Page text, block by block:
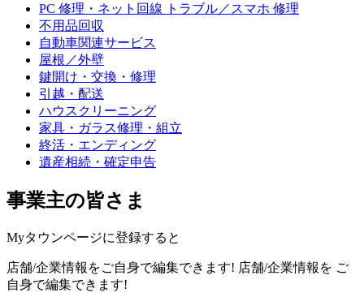
PC 修理・ネット回線 トラブル／スマホ 修理
不用品回収
自動車関連サービス
屋根／外壁
鍵開け・交換・修理
引越・配送
ハウスクリーニング
家具・ガラス修理・組立
終活・エンディング
遺産相続・確定申告
事業主の皆さま
Myタウンページに登録すると
店舗/企業情報をご自身で編集できます! 店舗/企業情報を ご
自身で編集できます!